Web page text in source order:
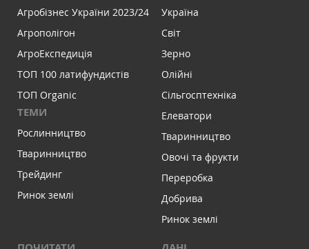
Агробізнес України 2023/24
Агрополігон
АгроЕкспедиція
ТОП 100 латифундистів
ТОП Organic
ТЕМИ
Рослинництво
Тваринництво
Трейдинг
Ринок землі
Україна
Світ
Зерно
Олійні
Сільгосптехніка
Елеватори
Тваринництво
Овочі та фрукти
Переробка
Добрива
Ринок землі